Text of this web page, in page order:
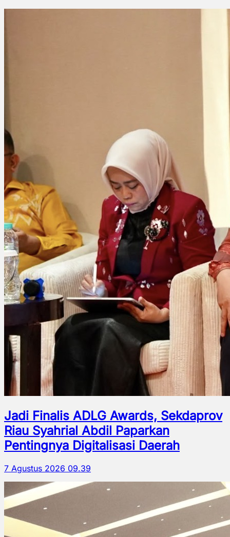
Jadi Finalis ADLG Awards, Sekdaprov
Riau Syahrial Abdil Paparkan
Pentingnya Digitalisasi Daerah
7 Agustus 2026 09.39